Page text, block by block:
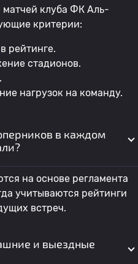
матчей клуба ФК Аль-
критерии:
рейтинге.
стадионов.
нагрузок на команду.
в каждом
на основе регламента
учитываются рейтинги
встреч.
и выездные